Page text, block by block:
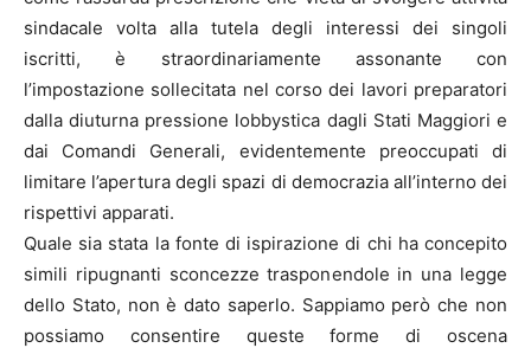
sindacale volta alla tutela degli interessi dei singoli
iscritti, è straordinariamente assonante con
l’impostazione sollecitata nel corso dei lavori preparatori
dalla diuturna pressione lobbystica dagli Stati Maggiori e
dai Comandi Generali, evidentemente preoccupati di
limitare l’apertura degli spazi di democrazia all’interno dei
rispettivi apparati.
Quale sia stata la fonte di ispirazione di chi ha concepito
simili ripugnanti sconcezze trasponendole in una legge
dello Stato, non è dato saperlo. Sappiamo però che non
possiamo consentire queste forme di oscena